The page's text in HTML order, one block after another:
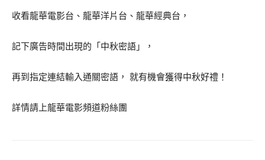
收看龍華電影台、龍華洋片台、龍華經典台，
記下廣告時間出現的「中秋密語」，
再到指定連結輸入通關密語， 就有機會獲得中秋好禮！
詳情請上龍華電影頻道粉絲團